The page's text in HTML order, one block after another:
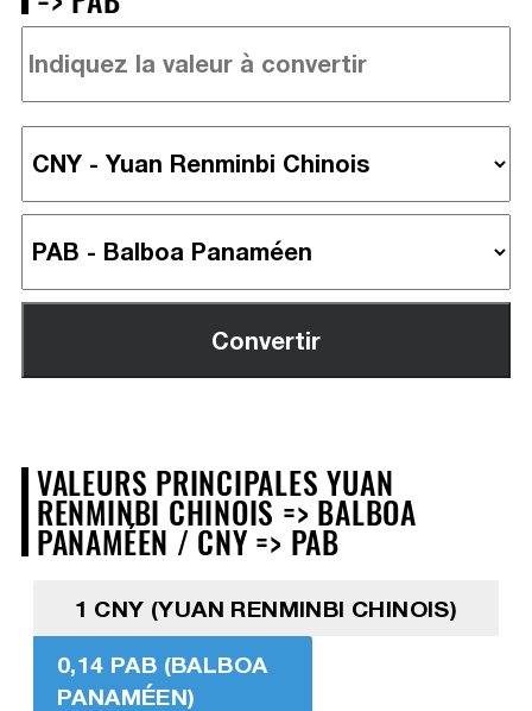
VALEURS PRINCIPALES YUAN
RENMINBI CHINOIS => BALBOA
PANAMÉEN / CNY => PAB
1 CNY (YUAN RENMINBI CHINOIS)
0,14 PAB (BALBOA
PANAMÉEN)